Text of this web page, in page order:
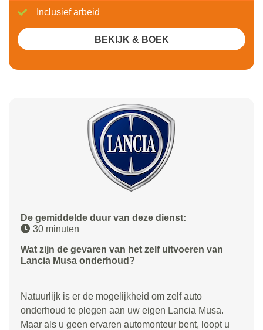
De gemiddelde duur van deze dienst:
30 minuten
Wat zijn de gevaren van het zelf uitvoeren van
Lancia Musa onderhoud?
Natuurlijk is er de mogelijkheid om zelf auto
onderhoud te plegen aan uw eigen Lancia Musa.
Maar als u geen ervaren automonteur bent, loopt u
Inclusief arbeid
BEKIJK & BOEK